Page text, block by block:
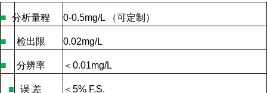
■ 分析量程 0-0.5mg/L （可定制）
■ 检出限 0.02mg/L
■ 分辨率 ＜ 0.01mg/L
■ 误 差 ＜ 5% F.S.